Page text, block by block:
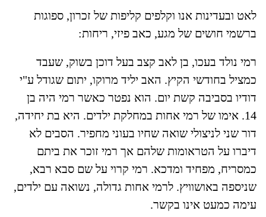
לאט ובעדינות אנו וקלפים קליפות של זכרון, ספוגות
ברשמי חושים של מגע, כאב פיזי, ריחות:
רמי נולד בעכו, בן לאב קצב בעל דוכן בשוק, שעבד
כמציל בחודשי הקיץ. האב יליד מרוקו, יתום שגודל ע"י
דודיו בסביבה קשת יום. הוא נפטר כאשר רמי היה בן
14. אימו של רמי אחות במחלקת ילדים. היא בת יחידה,
דור שני לניצולי שואה שחיו בעוני מחפיר. הסבים לא
דיברו על הטראומות שלהם אך רמי זוכר את ביתם
כמסריח, מפחיד ומדכא. רמי קרוי על שם סבא רבא,
שניספה באושוויץ. לרמי אחות גדולה, נשואה עם ילדים,
עימה כמעט אינו בקשר.